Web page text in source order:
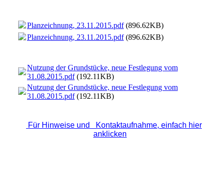
Planzeichnung, 23.11.2015.pdf(896.62KB)
Planzeichnung, 23.11.2015.pdf(896.62KB)
Nutzung der Grundstücke, neue Festlegung vom
31.08.2015.pdf(192.11KB)
Nutzung der Grundstücke, neue Festlegung vom
31.08.2015.pdf(192.11KB)
Für Hinweise und Kontaktaufnahme, einfach hier
anklicken